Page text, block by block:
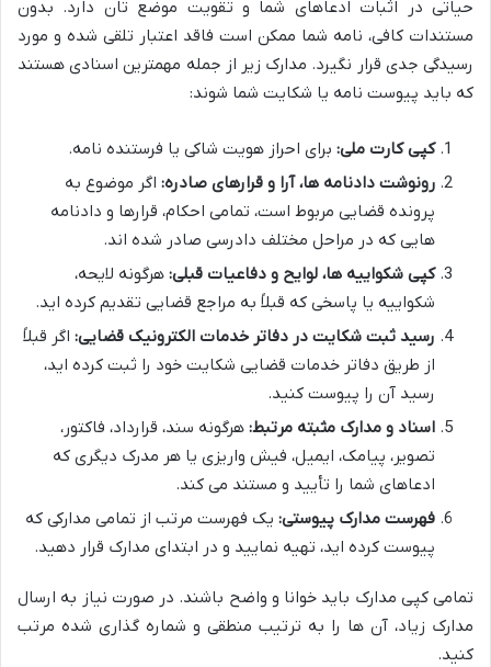
حیاتی در اثبات ادعاهای شما و تقویت موضع تان دارد. بدون
مستندات کافی، نامه شما ممکن است فاقد اعتبار تلقی شده و مورد
رسیدگی جدی قرار نگیرد. مدارک زیر از جمله مهمترین اسنادی هستند
که باید پیوست نامه یا شکایت شما شوند:
کپی کارت ملی: برای احراز هویت شاکی یا فرستنده نامه.
رونوشت دادنامه ها، آرا و قرارهای صادره: اگر موضوع به
پرونده قضایی مربوط است، تمامی احکام، قرارها و دادنامه
هایی که در مراحل مختلف دادرسی صادر شده اند.
کپی شکواییه ها، لوایح و دفاعیات قبلی: هرگونه لایحه،
شکواییه یا پاسخی که قبلاً به مراجع قضایی تقدیم کرده اید.
رسید ثبت شکایت در دفاتر خدمات الکترونیک قضایی: اگر قبلاً
از طریق دفاتر خدمات قضایی شکایت خود را ثبت کرده اید،
رسید آن را پیوست کنید.
اسناد و مدارک مثبته مرتبط: هرگونه سند، قرارداد، فاکتور،
تصویر، پیامک، ایمیل، فیش واریزی یا هر مدرک دیگری که
ادعاهای شما را تأیید و مستند می کند.
فهرست مدارک پیوستی: یک فهرست مرتب از تمامی مدارکی که
پیوست کرده اید، تهیه نمایید و در ابتدای مدارک قرار دهید.
تمامی کپی مدارک باید خوانا و واضح باشند. در صورت نیاز به ارسال
مدارک زیاد، آن ها را به ترتیب منطقی و شماره گذاری شده مرتب
کنید.